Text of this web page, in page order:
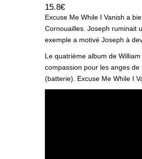
15.8€
Excuse Me While I Vanish a
Cornouailles. Joseph ruminait
exemple a motivé Joseph à
Le quatrième album de
compassion pour les anges
(batterie). Excuse Me While I